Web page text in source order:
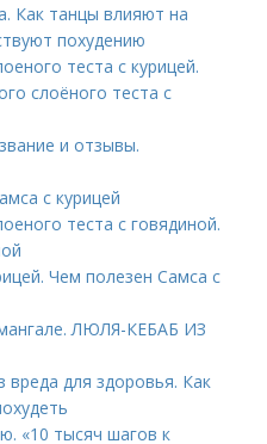
Как танцы влияют на
похудению
теста с курицей.
слоёного теста с
и отзывы.
с курицей
теста с говядиной.
Чем полезен Самса с
ЛЮЛЯ-КЕБАБ ИЗ
вреда для здоровья. Как
«10 тысяч шагов к